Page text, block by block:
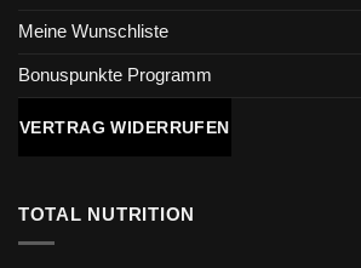
Meine Wunschliste
Bonuspunkte Programm
VERTRAG WIDERRUFEN
TOTAL NUTRITION